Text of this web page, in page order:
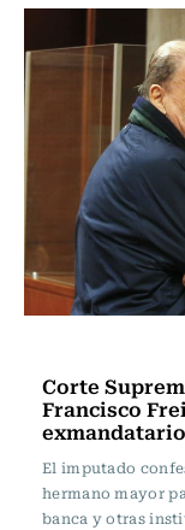
Corte
Francisco
exmandatario
El imputado
hermano mayor
banca y otras